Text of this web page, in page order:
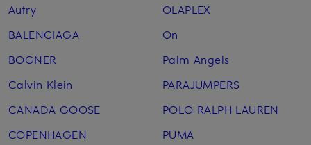
Autry
BALENCIAGA
BOGNER
Calvin Klein
CANADA GOOSE
COPENHAGEN
OLAPLEX
On
Palm Angels
PARAJUMPERS
POLO RALPH LAUREN
PUMA